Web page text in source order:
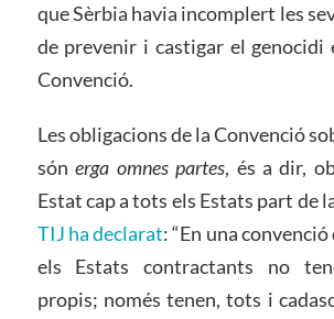
que Sèrbia havia incomplert les
de prevenir i castigar el
Convenció.
Les obligacions de la Convenció
sónerga omnes partes, és a dir,
Estat cap a tots els Estats part de
TIJ ha declarat: “En una
els Estats contractants no
propis; només tenen, tots i